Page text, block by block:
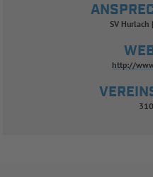
SV Hurlach
http://